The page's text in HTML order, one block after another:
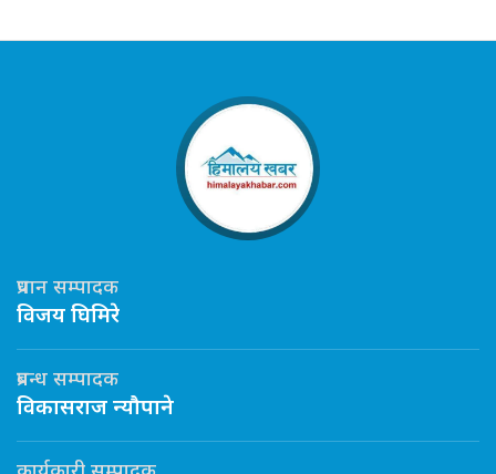
प्रधान सम्पादक
विजय घिमिरे
प्रबन्ध सम्पादक
विकासराज न्यौपाने